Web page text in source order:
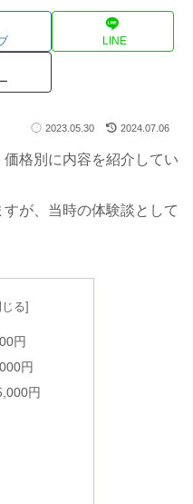
LINE
2023.05.30 2024.07.06
格別に内容を紹介してい
が、当時の体験談として
円
円
円